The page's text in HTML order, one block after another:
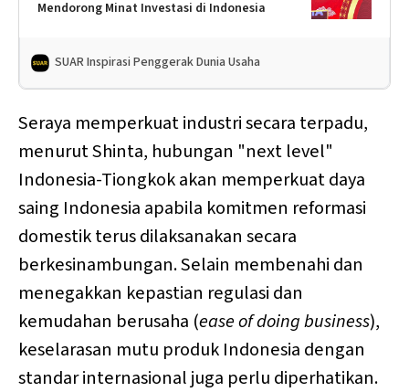
Mendorong Minat Investasi di Indonesia
SUAR Inspirasi Penggerak Dunia Usaha
Seraya memperkuat industri secara terpadu,
menurut Shinta, hubungan "next level"
Indonesia-Tiongkok akan memperkuat daya
saing Indonesia apabila komitmen reformasi
domestik terus dilaksanakan secara
berkesinambungan. Selain membenahi dan
menegakkan kepastian regulasi dan
kemudahan berusaha (ease of doing business),
keselarasan mutu produk Indonesia dengan
standar internasional juga perlu diperhatikan.